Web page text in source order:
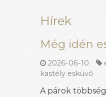
Hírek
Még idén
2026-06-10
kastély esküvő
A párok